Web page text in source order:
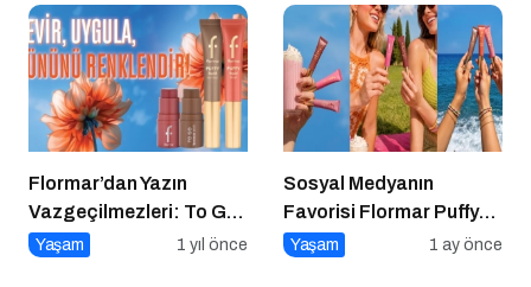
Flormar’dan Yazın
Vazgeçilmezleri: To Go
Blush & To Go Bronzer
Yaşam 1 yıl önce
Sosyal Medyanın
Favorisi Flormar Puffy
Liquid Blush Serisine
Yaşam 1 ay önce